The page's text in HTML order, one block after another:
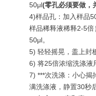
50μl(零孔必须要做，
4)样品孔：加入样品
样品稀释液稀释2-5
50μl。
5) 轻轻摇晃，盖上封
6) 将25倍浓缩洗涤液
7) ***次洗涤：小心揭
满洗涤液，静置30秒